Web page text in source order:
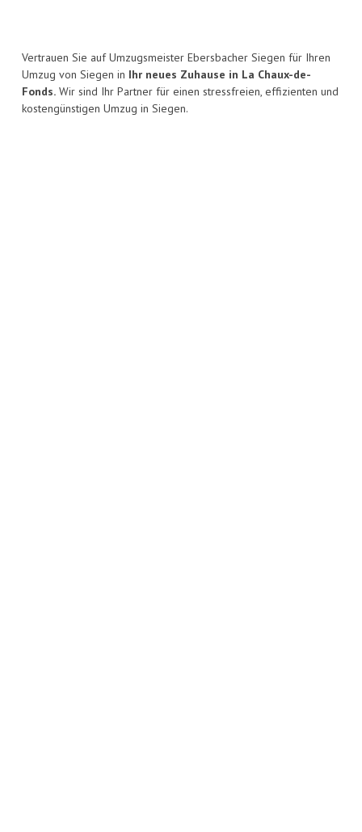
Vertrauen Sie auf Umzugsmeister Ebersbacher Siegen für Ihren
Umzug von Siegen in Ihr neues Zuhause in La Chaux-de-
Fonds. Wir sind Ihr Partner für einen stressfreien, effizienten und
kostengünstigen Umzug in Siegen.